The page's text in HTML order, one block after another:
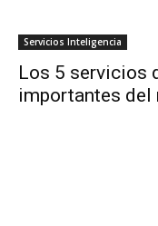
Servicios Inteligencia
Los 5 servicios
importantes del